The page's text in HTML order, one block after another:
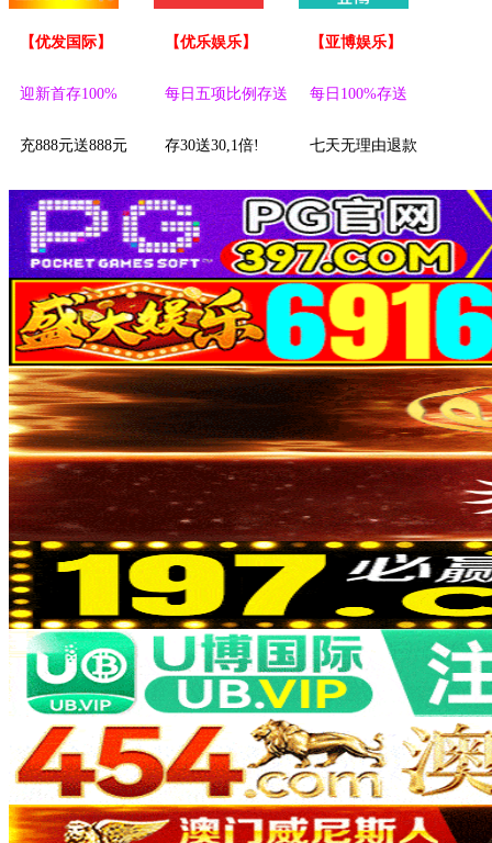
【优发国际】
迎新首存100%
充888元送888元
【优乐娱乐】
每日五项比例存送
存30送30,1倍!
【亚博娱乐】
每日100%存送
七天无理由退款